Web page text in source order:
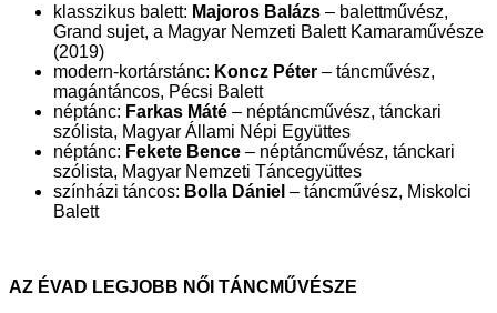
klasszikus balett: Majoros Balázs – balettművész,
Grand sujet, a Magyar Nemzeti Balett Kamaraművésze
(2019)
modern-kortárstánc: Koncz Péter – táncművész,
magántáncos, Pécsi Balett
néptánc: Farkas Máté – néptáncművész, tánckari
szólista, Magyar Állami Népi Együttes
néptánc: Fekete Bence – néptáncművész, tánckari
szólista, Magyar Nemzeti Táncegyüttes
színházi táncos: Bolla Dániel – táncművész, Miskolci
Balett
AZ ÉVAD LEGJOBB NŐI TÁNCMŰVÉSZE